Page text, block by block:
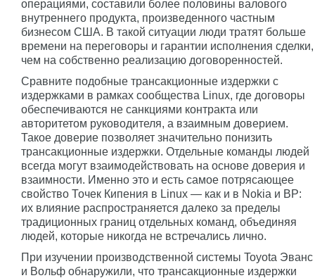
операциями, составили более половины валового
внутреннего продукта, произведенного частным
бизнесом США. В такой ситуации люди тратят больше
времени на переговоры и гарантии исполнения сделки,
чем на собственно реализацию договоренностей.
Сравните подобные трансакционные издержки с
издержками в рамках сообщества Linux, где договоры
обеспечиваются не санкциями контракта или
авторитетом руководителя, а взаимным доверием.
Такое доверие позволяет значительно понизить
трансакционные издержки. Отдельные команды людей
всегда могут взаимодействовать на основе доверия и
взаимности. Именно это и есть самое потрясающее
свойство Точек Кипения в Linux — как и в Nokia и BP:
их влияние распространяется далеко за пределы
традиционных границ отдельных команд, объединяя
людей, которые никогда не встречались лично.
При изучении производственной системы Toyota Эванс
и Вольф обнаружили, что трансакционные издержки